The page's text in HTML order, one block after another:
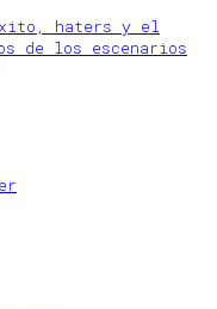
haters y el
de los escenarios